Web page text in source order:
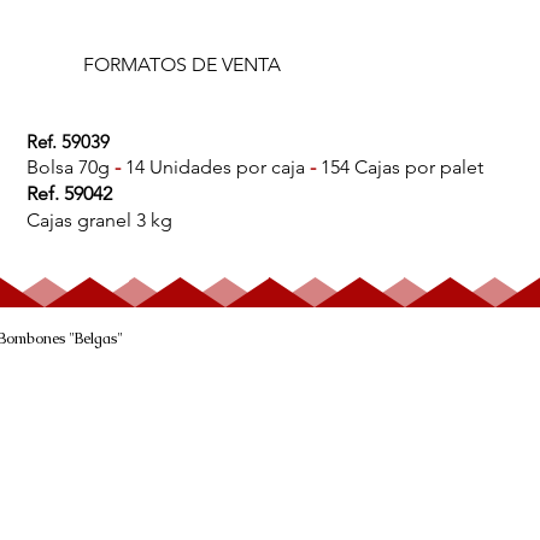
Ref. 59039
Bolsa 70g -14 Unidades por caja -154 Cajas por palet
Ref. 59042
Cajas granel 3 kg
FORMATOS DE VENTA
"Belgas"